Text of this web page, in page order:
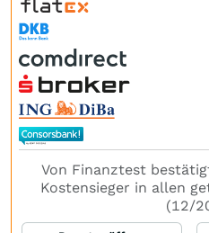
Von Finanztest
Kostensieger in allen
(12/